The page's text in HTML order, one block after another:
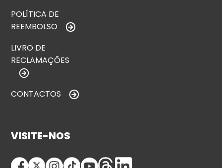
POLÍTICA DE
REEMBOLSO
LIVRO DE
RECLAMAÇÕES
CONTACTOS
VISITE-NOS